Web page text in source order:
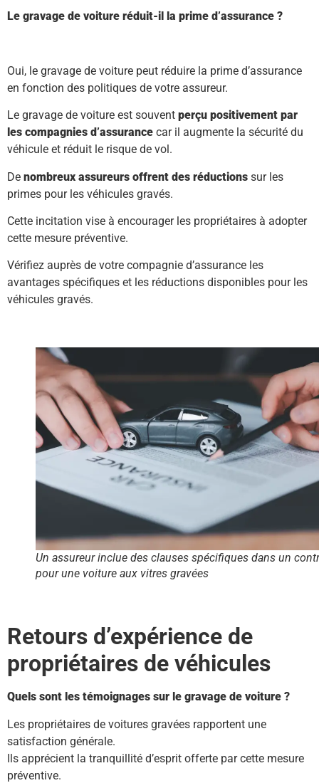
Le gravage de voiture réduit-il la prime d’assurance ?
Oui, le gravage de voiture peut réduire la prime d’assurance
en fonction des politiques de votre assureur.
Le gravage de voiture est souvent perçu positivement par
les compagnies d’assurance car il augmente la sécurité du
véhicule et réduit le risque de vol.
De nombreux assureurs offrent des réductions sur les
primes pour les véhicules gravés.
Cette incitation vise à encourager les propriétaires à adopter
cette mesure préventive.
Vérifiez auprès de votre compagnie d’assurance les
avantages spécifiques et les réductions disponibles pour les
véhicules gravés.
Un assureur inclue des clauses spécifiques dans un
pour une voiture aux vitres gravées
Retours d’expérience de
propriétaires de véhicules
Quels sont les témoignages sur le gravage de voiture ?
Les propriétaires de voitures gravées rapportent une
satisfaction générale.
Ils apprécient la tranquillité d’esprit offerte par cette mesure
préventive.